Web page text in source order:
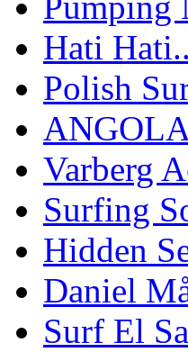
Hati
Polish
Varberg
Surfing
Hidden
Daniel
Surf El